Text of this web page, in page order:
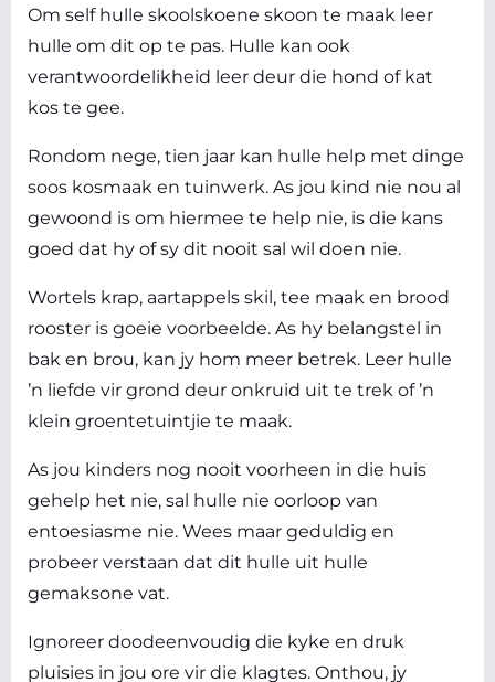
Om self hulle skoolskoene skoon te maak leer
hulle om dit op te pas. Hulle kan ook
verantwoordelikheid leer deur die hond of kat
kos te gee.
Rondom nege, tien jaar kan hulle help met dinge
soos kosmaak en tuinwerk. As jou kind nie nou al
gewoond is om hiermee te help nie, is die kans
goed dat hy of sy dit nooit sal wil doen nie.
Wortels krap, aartappels skil, tee maak en brood
rooster is goeie voorbeelde. As hy belangstel in
bak en brou, kan jy hom meer betrek. Leer hulle
’n liefde vir grond deur onkruid uit te trek of ’n
klein groentetuintjie te maak.
As jou kinders nog nooit voorheen in die huis
gehelp het nie, sal hulle nie oorloop van
entoesiasme nie. Wees maar geduldig en
probeer verstaan dat dit hulle uit hulle
gemaksone vat.
Ignoreer doodeenvoudig die kyke en druk
pluisies in jou ore vir die klagtes. Onthou, jy